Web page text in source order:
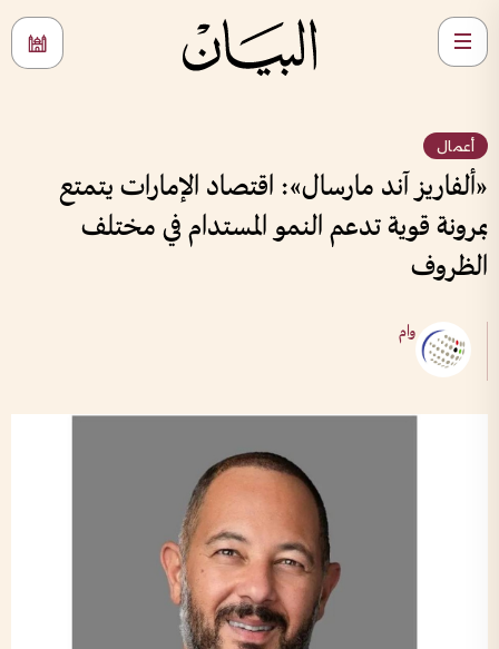
أعمال
«ألفاريز آند مارسال»: اقتصاد الإمارات يتمتع
بمرونة قوية تدعم النمو المستدام في مختلف
الظروف
وام